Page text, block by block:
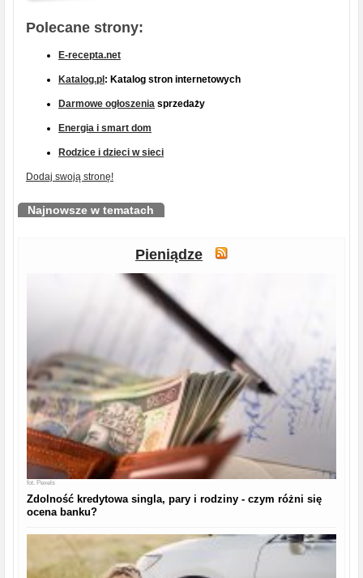
Polecane strony:
E-recepta.net
Katalog.pl : Katalog stron internetowych
Darmowe ogłoszenia sprzedaży
Energia i smart dom
Rodzice i dzieci w sieci
Dodaj swoją stronę!
Najnowsze w tematach
Pieniądze
fot. Pexels
Zdolność kredytowa singla, pary i rodziny - czym różni się
ocena banku?